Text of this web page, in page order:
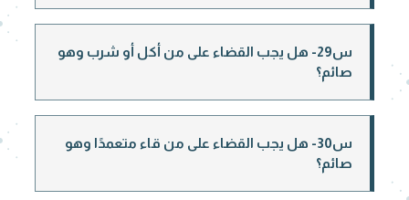
س29- هل يجب القضاء على من أكل أو شرب وهو
صائم؟
س30- هل يجب القضاء على من قاء متعمدًا وهو
صائم؟